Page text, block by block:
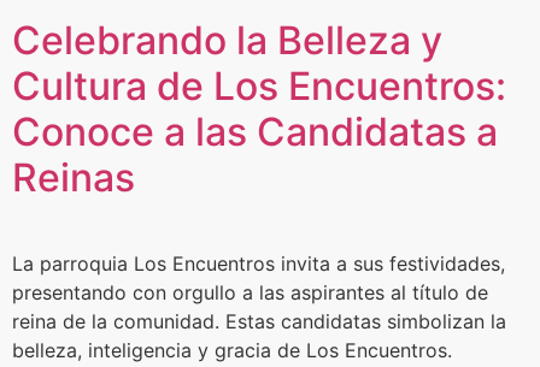
Celebrando la Belleza y
Cultura de Los Encuentros:
Conoce a las Candidatas a
Reinas
La parroquia Los Encuentros invita a sus festividades,
presentando con orgullo a las aspirantes al título de
reina de la comunidad. Estas candidatas simbolizan la
belleza, inteligencia y gracia de Los Encuentros.